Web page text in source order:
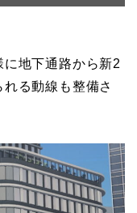
地下通路から新2
る動線も整備さ